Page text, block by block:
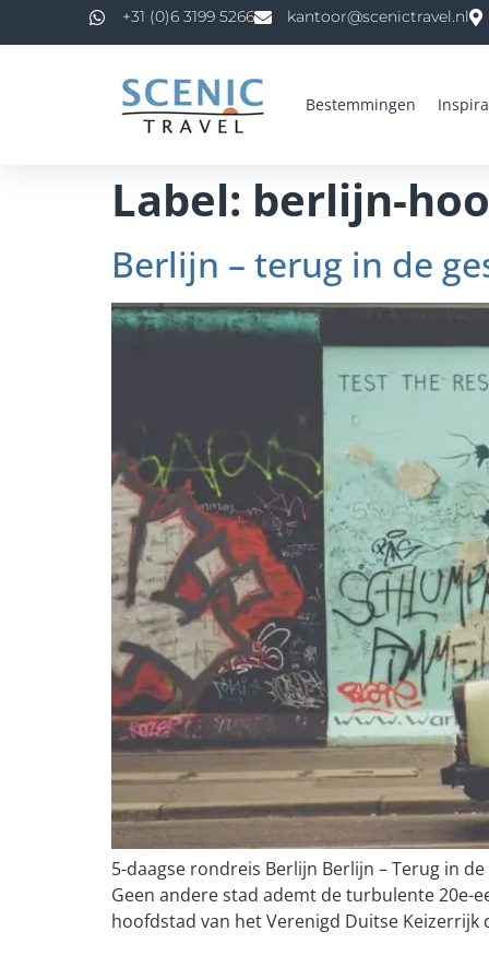
inhoud
+31 (0)6 3199 5266 kantoor@scenictravel.nl
Bestemmingen
Label: berlijn-
Berlijn – terug in de
5-daagse rondreis Berlijn Berlijn – Terug in
Geen andere stad ademt de turbulente 20e-
hoofdstad van het Verenigd Duitse